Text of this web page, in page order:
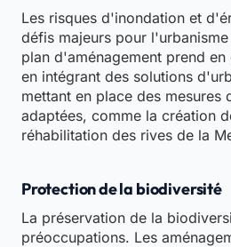
Les risques d'inondation et
défis majeurs pour
plan d'aménagement prend
en intégrant des solutions
mettant en place des mesures
adaptées, comme la création
réhabilitation des rives de la
Protection de la biodiversité
La préservation de la
préoccupations. Les